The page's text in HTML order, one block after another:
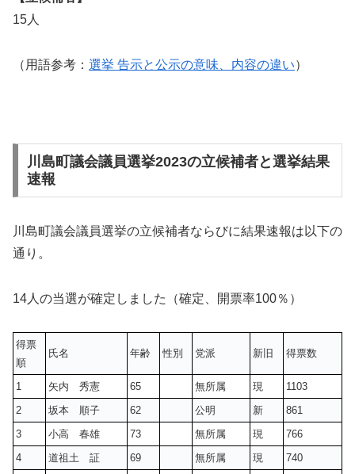
15人
（用語参考： 選挙 告示と公示の意味、内容の違い）
川島町議会議員選挙2023の立候補者と選挙結果
速報
川島町議会議員選挙の立候補者ならびに結果速報は以下の
通り。
14人の当選が確定しました（確定、開票率100％）
得票
順
氏名 年齢 性別 党派 新旧 得票数
1 矢内 秀憲 65 無所属 現
1103
2
坂本 順子 62 公明 新
861
3
小高 春雄 73 無所属 現
766
4
道祖土 証 69 無所属 現
740